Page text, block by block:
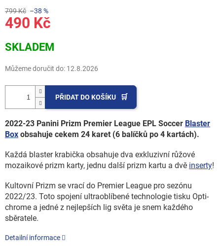
799 Kč –38 %
490 Kč
cena:
SKLADEM
Můžeme doručit do: 12.8.2026
PŘIDAT DO KOŠÍKU
2022-23 Panini Prizm Premier League EPL Soccer Blaster
Box obsahuje cekem 24 karet (6 balíčků po 4 kartách).
Každá blaster krabička obsahuje dva exkluzivní růžové
mozaikové prizm karty, jednu další prizm kartu a dvě inserty!
Kultovní Prizm se vrací do Premier League pro sezónu
2022/23. Toto spojení ultraoblíbené technologie tisku Opti-
chrome a jedné z nejlepších lig světa je snem každého
sběratele.
Detailní informace